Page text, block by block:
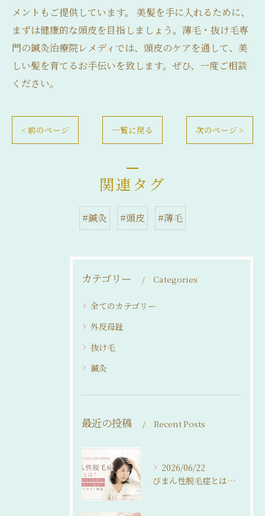
メントもご提供しています。 美髪を手に入れるために、
まずは健康的な頭皮を目指しましょう。薄毛・抜け毛専
門の鍼灸治療院レメディでは、頭皮のケアを通して、美
しい髪を育てるお手伝いを致します。ぜひ、一度ご相談
ください。
< 前のページ 一覧に戻る 次のページ >
関連タグ
#鍼灸 #頭皮 #薄毛
カテゴリー Categories
全てのカテゴリー
外反母趾
抜け毛
鍼灸
最近の投稿 Recent Posts
2026/06/22
びまん性脱毛症とは？女性の分け目薄毛・抜け毛との関係をわかりやすく解説